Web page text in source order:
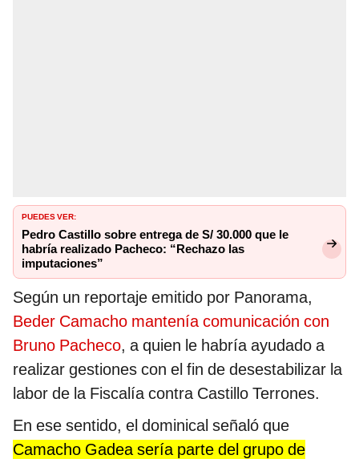
PUEDES VER:
Pedro Castillo sobre entrega de S/ 30.000 que le
habría realizado Pacheco: “Rechazo las
imputaciones”
Según un reportaje emitido por Panorama,
Beder Camacho mantenía comunicación con
Bruno Pacheco, a quien le habría ayudado a
realizar gestiones con el fin de desestabilizar la
labor de la Fiscalía contra Castillo Terrones.
En ese sentido, el dominical señaló que
Camacho Gadea sería parte del grupo de